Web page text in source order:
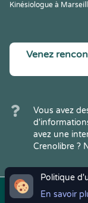
Politique
En savoir
Kinésiologue à
Venez
Vous avez
avez une
Crenolibre ?
Copyright © 2022